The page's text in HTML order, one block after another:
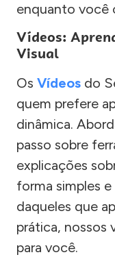
enquanto você
Vídeos:
Visual
Os Vídeos do
quem prefere
dinâmica.
passo sobre
explicações
forma simples
daqueles que
prática, nossos
para você.